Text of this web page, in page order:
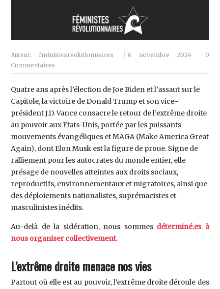
Auteur: fministesrvolutionnaires 6 novembre 2024
0
Commentaires
Quatre ans après l’élection de Joe Biden et l’assaut sur le
Capitole, la victoire de Donald Trump et son vice-
président J.D. Vance consacre le retour de l’extrême droite
au pouvoir aux Etats-Unis, portée par les puissants
mouvements évangéliques et MAGA (Make America Great
Again), dont Elon Musk est la figure de proue. Signe de
ralliement pour les autocrates du monde entier, elle
présage de nouvelles atteintes aux droits sociaux,
reproductifs, environnementaux et migratoires, ainsi que
des déploiements nationalistes, suprémacistes et
masculinistes inédits.
Au-delà de la sidération, nous sommes déterminé.es à
nous organiser collectivement.
L’extrême droite menace nos vies
Partout où elle est au pouvoir, l’extrême droite déroule des